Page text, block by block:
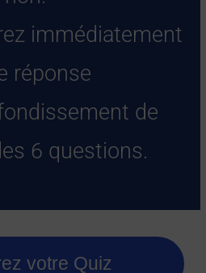
immédiatement
réponse
de
6 questions.
votre Quiz